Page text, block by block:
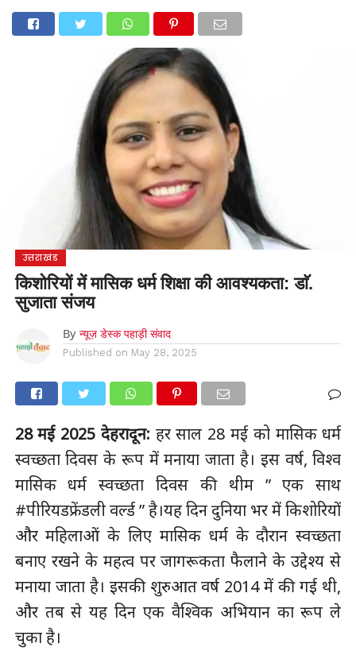
उत्तरकाशीउधम सिंह नगरचंपावत
पिथौरागढ़ पौड़ी गढ़वालबागेश्वररुद्रप्रयाग
उत्तराखंड
किशोरियों में मासिक धर्म शिक्षा की आवश्यकता: डाॅ.
सुजाता संजय
By न्यूज़ डेस्क पहाड़ी संवाद
Published on May 28, 2025
28 मई 2025 देहरादून: हर साल 28 मई को मासिक धर्म
स्वच्छता दिवस के रूप में मनाया जाता है। इस वर्ष, विश्व
मासिक धर्म स्वच्छता दिवस की थीम ” एक साथ
#पीरियडफ्रेंडली वर्ल्ड ” है।यह दिन दुनिया भर में किशोरियों
और महिलाओं के लिए मासिक धर्म के दौरान स्वच्छता
बनाए रखने के महत्व पर जागरूकता फैलाने के उद्देश्य से
मनाया जाता है। इसकी शुरुआत वर्ष 2014 में की गई थी,
और तब से यह दिन एक वैश्विक अभियान का रूप ले
चुका है।